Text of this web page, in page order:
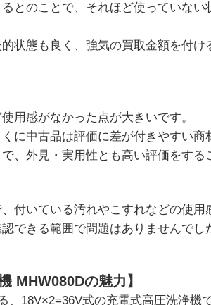
とのことで、それほど使っていない
状態も良く、強気の買取金額を付け
用感がなかった点が大きいです。
に中古品は評価に差が付きやすい商
、外見・実用性とも高い評価をする
付いている汚れやこすれなどの使用
できる範囲で問題はありませんでし
MHW080Dの魅力】
18V×2=36V式の充電式高圧洗浄機で